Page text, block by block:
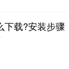
下载?安装步骤